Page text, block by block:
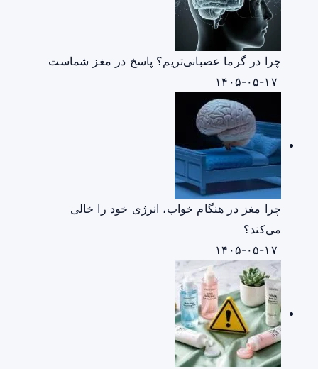
چرا در گرما عصبانی‌تریم؟ پاسخ در مغز شماست
چرا مغز در هنگام خواب، انرژی خود را خالی
می‌کند؟